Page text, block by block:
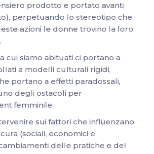
prodotto e portato avanti
perpetuando lo stereotipo che
azioni le donne trovino la loro
cui siamo abituati ci portano a
a modelli culturali rigidi,
portano a effetti paradossali,
degli ostacoli per
femminile.
sui fattori che influenzano
(sociali, economici e
delle pratiche e del